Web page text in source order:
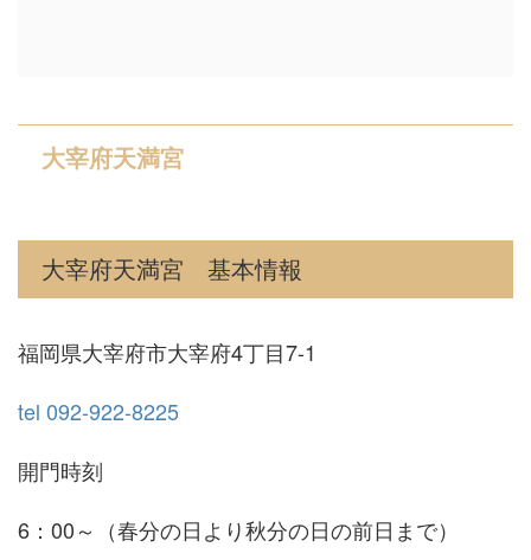
大宰府天満宮
大宰府天満宮 基本情報
福岡県大宰府市大宰府4丁目7-1
tel 092-922-8225
開門時刻
6：00～（春分の日より秋分の日の前日まで）